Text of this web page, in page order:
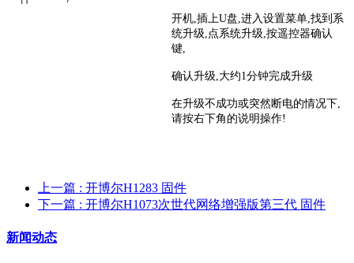
开机,插上U盘,进入设置菜单,找到系
统升级,点系统升级,按遥控器确认
键,
确认升级,大约1分钟完成升级
在升级不成功或突然断电的情况下,
请按右下角的说明操作!
上一篇 : 开博尔H1283 固件
下一篇 : 开博尔H1073次世代网络增强版第三代 固件
新闻动态